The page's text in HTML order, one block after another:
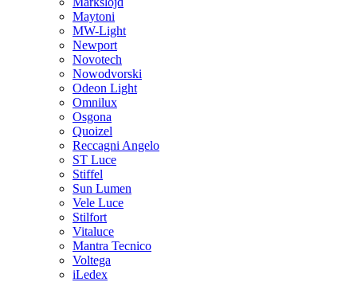
Maytoni
MW-Light
Newport
Novotech
Nowodvorski
Odeon Light
Omnilux
Osgona
Quoizel
Reccagni Angelo
ST Luce
Stiffel
Sun Lumen
Vele Luce
Stilfort
Vitaluce
Mantra Tecnico
Voltega
iLedex